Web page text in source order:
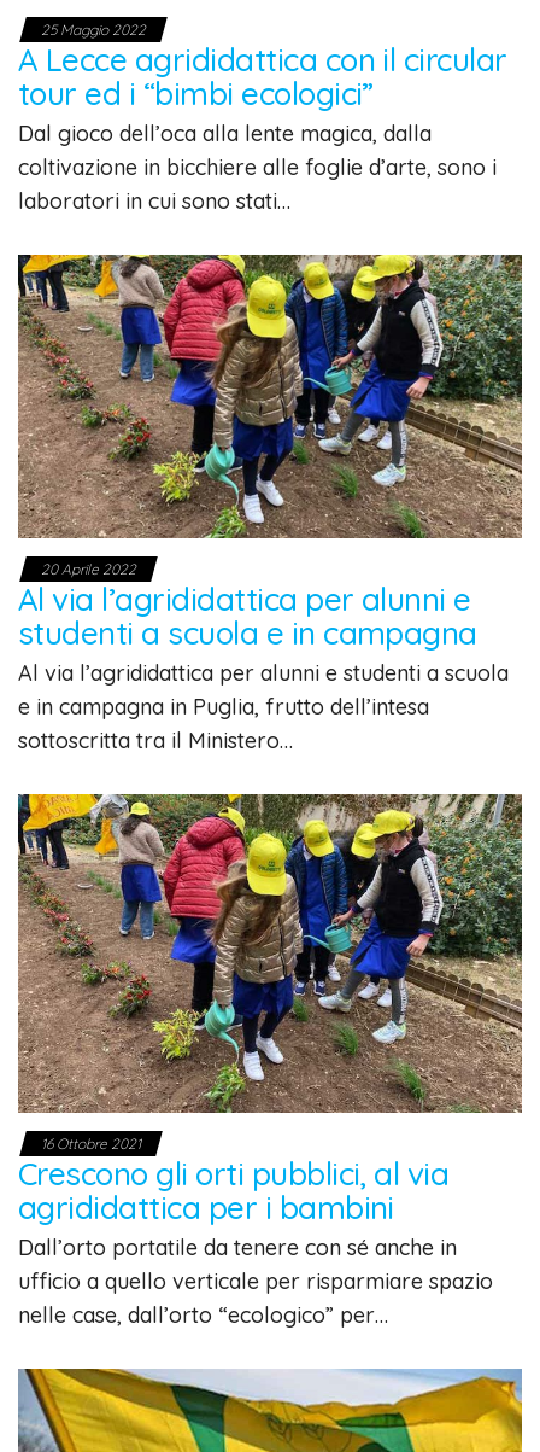
25 Maggio 2022
A Lecce agrididattica con il circular
tour ed i “bimbi ecologici”
Dal gioco dell’oca alla lente magica, dalla
coltivazione in bicchiere alle foglie d’arte, sono i
laboratori in cui sono stati…
20 Aprile 2022
Al via l’agrididattica per alunni e
studenti a scuola e in campagna
Al via l’agrididattica per alunni e studenti a scuola
e in campagna in Puglia, frutto dell’intesa
sottoscritta tra il Ministero…
16 Ottobre 2021
Crescono gli orti pubblici, al via
agrididattica per i bambini
Dall’orto portatile da tenere con sé anche in
ufficio a quello verticale per risparmiare spazio
nelle case, dall’orto “ecologico” per…